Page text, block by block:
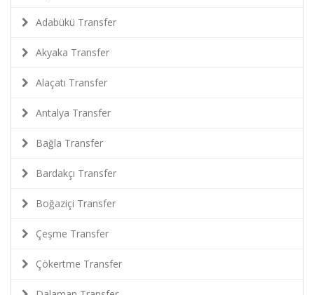
Adabükü Transfer
Akyaka Transfer
Alaçatı Transfer
Antalya Transfer
Bağla Transfer
Bardakçı Transfer
Boğaziçi Transfer
Çeşme Transfer
Çökertme Transfer